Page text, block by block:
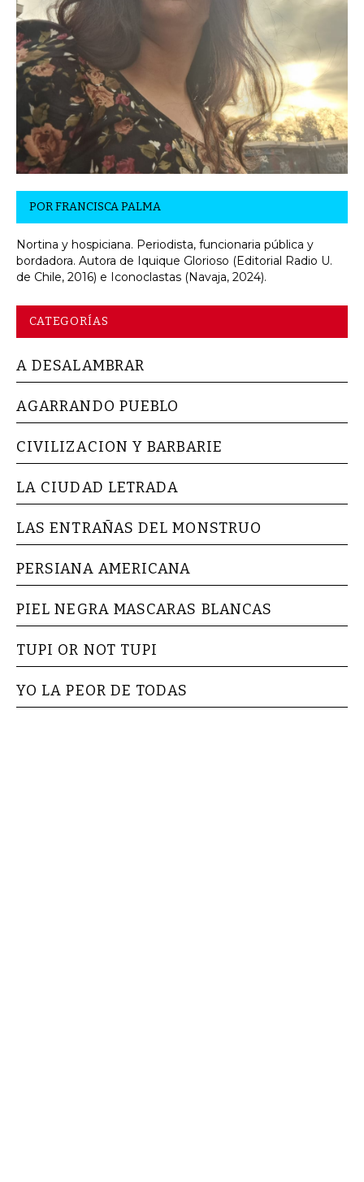
PORFRANCISCA PALMA
Nortina y hospiciana. Periodista, funcionaria pública y
bordadora. Autora de Iquique Glorioso (Editorial Radio U.
de Chile, 2016) e Iconoclastas (Navaja, 2024).
CATEGORÍAS
A DESALAMBRAR
AGARRANDO PUEBLO
CIVILIZACION Y BARBARIE
LA CIUDAD LETRADA
LAS ENTRAÑAS DEL MONSTRUO
PERSIANA AMERICANA
PIEL NEGRA MASCARAS BLANCAS
TUPI OR NOT TUPI
YO LA PEOR DE TODAS